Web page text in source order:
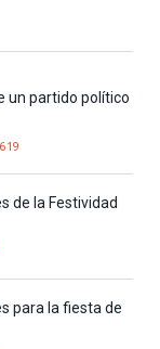
un partido político
de la Festividad
para la fiesta de